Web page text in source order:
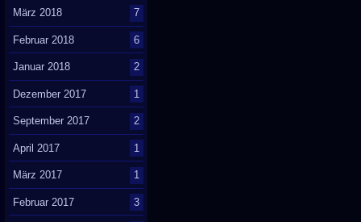
März 2018 7
Februar 2018 6
Januar 2018 2
Dezember 2017 1
September 2017 2
April 2017 1
März 2017 1
Februar 2017 3